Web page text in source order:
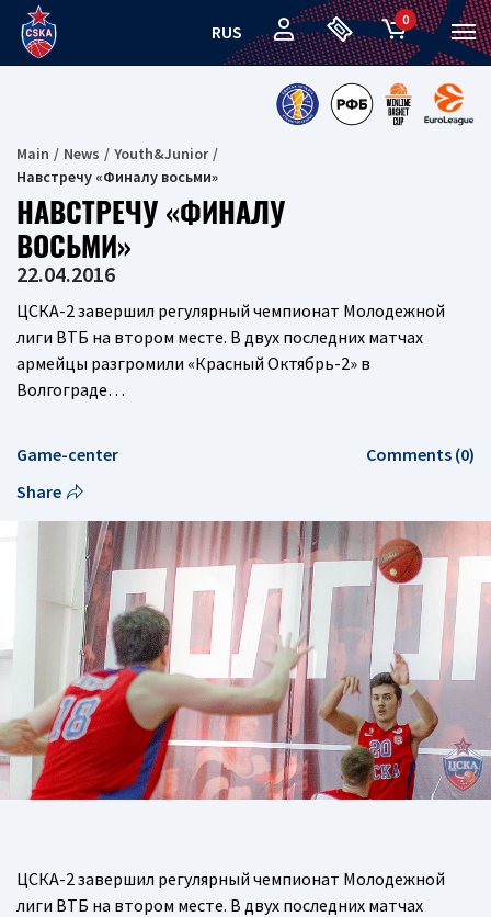
RUS
0
Main News
Youth&Junior
Навстречу «Финалу восьми»
НАВСТРЕЧУ «ФИНАЛУ
ВОСЬМИ»
22.04.2016
ЦСКА-2 завершил регулярный чемпионат Молодежной
лиги ВТБ на втором месте. В двух последних матчах
армейцы разгромили «Красный Октябрь-2» в
Волгограде…
Game-center
Comments (0)
Share
ЦСКА-2 завершил регулярный чемпионат Молодежной
лиги ВТБ на втором месте. В двух последних матчах